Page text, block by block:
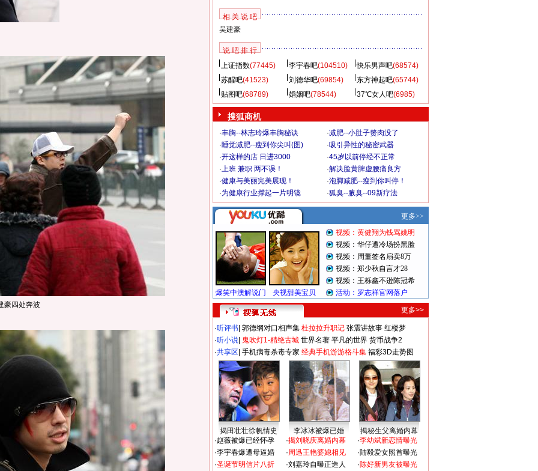
豪四处奔波
相 关 说 吧
吴建豪
说 吧 排 行
上证指数(77445) 李宇春吧(104510) 快乐男声吧(68574)
苏醒吧(41523) 刘德华吧(69854) 东方神起吧(65744)
贴图吧(68789) 婚姻吧(78544) 37℃女人吧(6985)
搜狐商机
·丰胸--林志玲爆丰胸秘诀 ·减肥--小肚子赘肉没了
·睡觉减肥--瘦到你尖叫(图) ·吸引异性的秘密武器
·开这样的店 日进3000 ·45岁以前停经不正常
·上班 兼职 两不误！ ·解决脸黄脾虚腰痛良方
·健康与美丽完美展现！ ·泡脚减肥--瘦到你叫停！
·为健康行业撑起一片明镜 ·狐臭--腋臭--09新疗法
更多>>
·听评书 郭德纲对口相声集 杜拉拉升职记 张震讲故事 红楼梦
·听小说 鬼吹灯1-精绝古城 世界名著 平凡的世界 货币战争2
·共享区 手机病毒杀毒专家 经典手机游游格斗集 福彩3D走势图
揭田壮壮徐帆情史 李冰冰被爆已婚
揭秘生父离婚内幕
·赵薇被爆已经怀孕
·李宇春爆遭母逼婚
·圣诞节明信片八折
·揭刘晓庆离婚内幕
·周迅王艳婆媳相见
·刘嘉玲自曝正造人
·李幼斌新恋情曝光
·陆毅爱女照首曝光
·陈好新男友被曝光